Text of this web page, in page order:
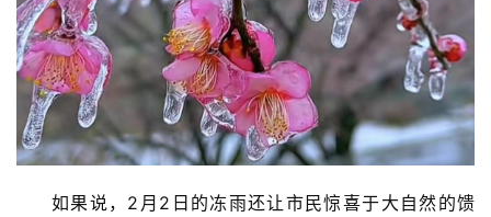
如果说，2月2日的冻雨还让市民惊喜于大自然的馈